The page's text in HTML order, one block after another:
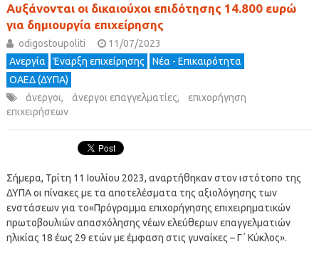
Αυξάνονται οι δικαιούχοι επιδότησης 14.800 ευρώ
για δημιουργία επιχείρησης
odigostoupoliti
11/07/2023
Ανεργία
Έναρξη επιχείρησης
Νέα - Επικαιρότητα
ΟΑΕΔ (ΔΥΠΑ)
άνεργοι, άνεργοι επαγγελματίες,
επιχορήγηση
επιχειρήσεων
Σήμερα, Τρίτη 11 Ιουλίου 2023, αναρτήθηκαν στον ιστότοπο της
ΔΥΠΑ οι πίνακες με τα αποτελέσματα της αξιολόγησης των
ενστάσεων για το«Πρόγραμμα επιχορήγησης επιχειρηματικών
πρωτοβουλιών απασχόλησης νέων ελεύθερων επαγγελματιών
ηλικίας 18 έως 29 ετών με έμφαση στις γυναίκες – Γ΄ Κύκλος».